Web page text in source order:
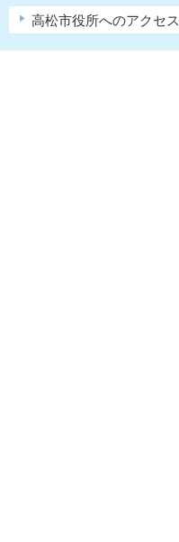
高松市役所へのアクセス